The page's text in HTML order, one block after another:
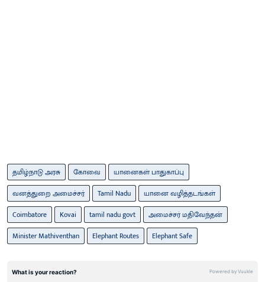
தமிழ்நாடு அரசு கோவை
யானைகள் பாதுகாப்பு
வனத்துறை அமைச்சர்
Tamil Nadu
யானை வழித்தடங்கள்
Coimbatore
Kovai tamil nadu govt
அமைச்சர் மதிவேந்தன்
Minister Mathiventhan
Elephant Routes Elephant Safe